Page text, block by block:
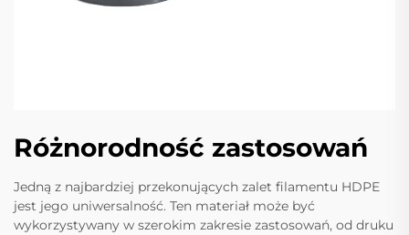
Różnorodność zastosowań
Jedną z najbardziej przekonujących zalet filamentu HDPE
jest jego uniwersalność. Ten materiał może być
wykorzystywany w szerokim zakresie zastosowań, od druku